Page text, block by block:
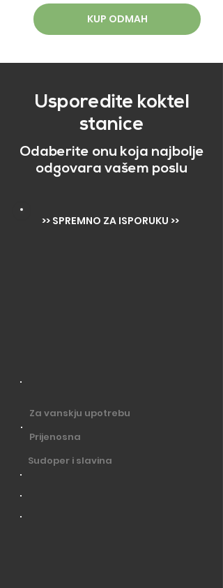
KUP ODMAH
Usporedite koktel
stanice
Odaberite onu koja najbolje
odgovara vašem poslu
>> SPREMNO ZA ISPORUKU >>
Za vanskju upotrebu
Prijenosna
Sudoper i slavina